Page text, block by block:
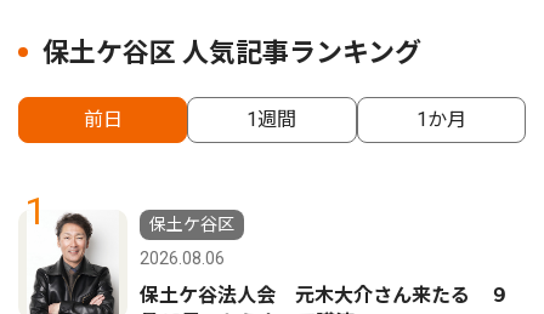
保土ケ谷区 人気記事ランキング
前日 1週間 1か月
1
保土ケ谷区
2026.08.06
保土ケ谷法人会 元木大介さん来たる ９